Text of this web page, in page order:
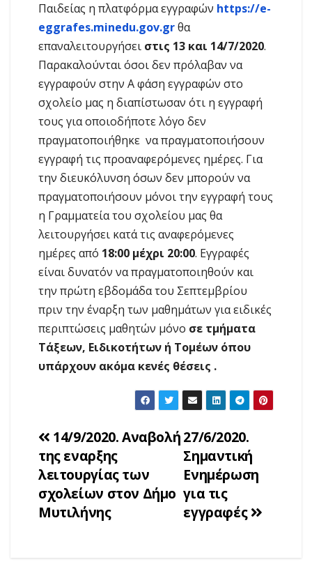
Παιδείας η πλατφόρμα εγγραφών https://e-
eggrafes.minedu.gov.grθα
επαναλειτουργήσει στις 13 και 14/7/2020.
Παρακαλούνται όσοι δεν πρόλαβαν να
εγγραφούν στην A φάση εγγραφών στο
σχολείο μας η διαπίστωσαν ότι η εγγραφή
τους για οποιοδήποτε λόγο δεν
πραγματοποιήθηκε να πραγματοποιήσουν
εγγραφή τις προαναφερόμενες ημέρες. Για
την διευκόλυνση όσων δεν μπορούν να
πραγματοποιήσουν μόνοι την εγγραφή τους
η Γραμματεία του σχολείου μας θα
λειτουργήσει κατά τις αναφερόμενες
ημέρες από 18:00 μέχρι 20:00. Εγγραφές
είναι δυνατόν να πραγματοποιηθούν και
την πρώτη εβδομάδα του Σεπτεμβρίου
πριν την έναρξη των μαθημάτων για ειδικές
περιπτώσεις μαθητών μόνο σε τμήματα
Τάξεων, Ειδικοτήτων ή Τομέων όπου
υπάρχουν ακόμα κενές θέσεις .
Πλοήγηση
άρθρων
27/6/2020.
Σημαντική
Ενημέρωση
για τις
εγγραφές
14/9/2020. Αναβολή
της εναρξης
λειτουργίας των
σχολείων στον Δήμο
Μυτιλήνης